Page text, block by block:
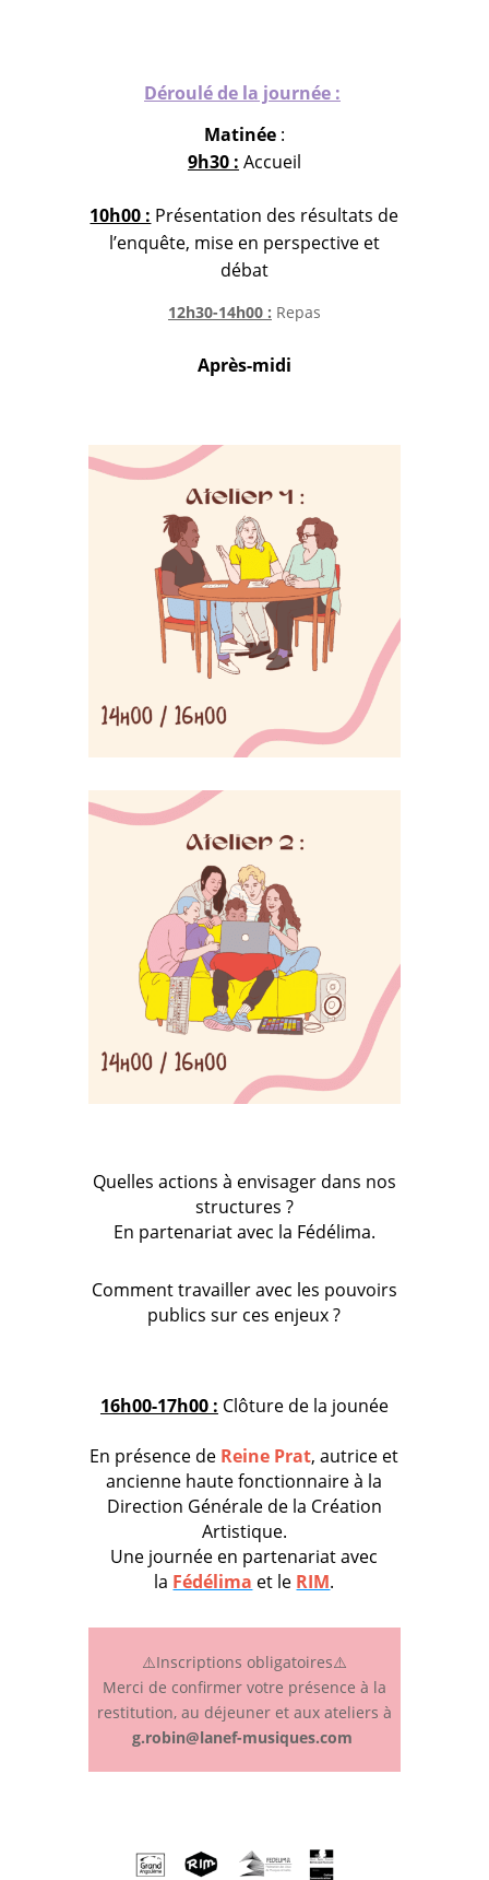
Déroulé de la journée :
Matinée :
9h30 : Accueil
10h00 : Présentation des résultats de
l’enquête, mise en perspective et
débat
12h30-14h00 : Repas
Après-midi
Quelles actions à envisager dans nos
structures ?
En partenariat avec la Fédélima.
Comment travailler avec les pouvoirs
publics sur ces enjeux ?
16h00-17h00 : Clôture de la jounée
En présence de Reine Prat, autrice et
ancienne haute fonctionnaire à la
Direction Générale de la Création
Artistique.
Une journée en partenariat avec
la Fédélima et le RIM.
⚠️Inscriptions obligatoires⚠️
Merci de confirmer votre présence à la
restitution, au déjeuner et aux ateliers à
g.robin@lanef-musiques.com